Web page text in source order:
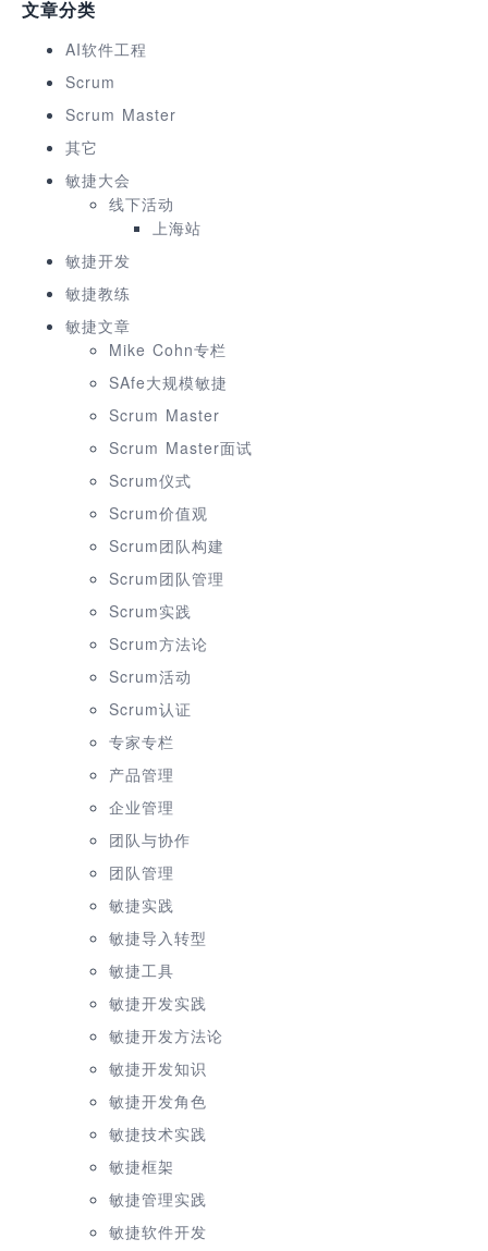
文章分类
AI软件工程
Scrum
Scrum Master
其它
敏捷大会
线下活动
上海站
敏捷开发
敏捷教练
敏捷文章
Mike Cohn专栏
SAfe大规模敏捷
Scrum Master
Scrum Master面试
Scrum仪式
Scrum价值观
Scrum团队构建
Scrum团队管理
Scrum实践
Scrum方法论
Scrum活动
Scrum认证
专家专栏
产品管理
企业管理
团队与协作
团队管理
敏捷实践
敏捷导入转型
敏捷工具
敏捷开发实践
敏捷开发方法论
敏捷开发知识
敏捷开发角色
敏捷技术实践
敏捷框架
敏捷管理实践
敏捷软件开发